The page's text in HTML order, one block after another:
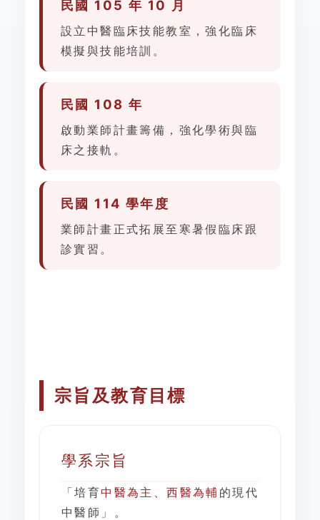
民國 105 年 10 月
設立中醫臨床技能教室，強化臨床
模擬與技能培訓。
民國 108 年
啟動業師計畫籌備，強化學術與臨
床之接軌。
民國 114 學年度
業師計畫正式拓展至寒暑假臨床跟
診實習。
宗旨及教育目標
學系宗旨
「培育中醫為主、西醫為輔 的現代
中醫師」。